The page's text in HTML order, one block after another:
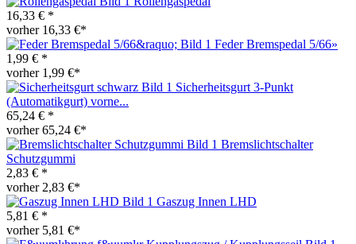
16,33 € *
vorher 16,33 €*
Feder Bremspedal 5/66»
1,99 € *
vorher 1,99 €*
Sicherheitsgurt 3-Punkt
(Automatikgurt) vorne...
65,24 € *
vorher 65,24 €*
Bremslichtschalter
Schutzgummi
2,83 € *
vorher 2,83 €*
Gaszug Innen LHD
5,81 € *
vorher 5,81 €*